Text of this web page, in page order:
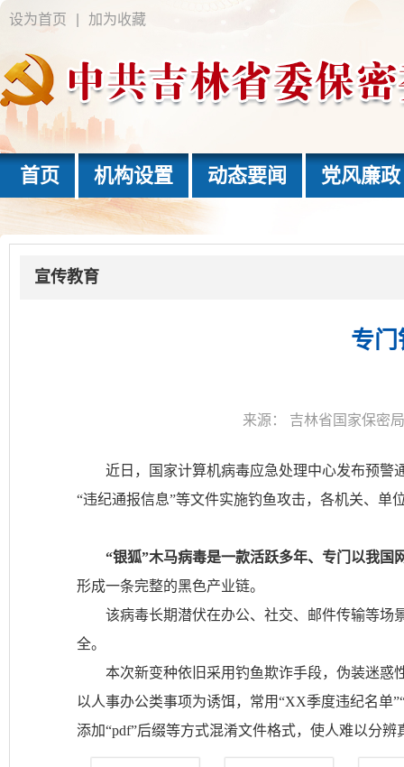
设为首页 加为收藏
首页 机构设置 动态要闻 党风廉政
宣传教育
专
来源： 吉林省国家保密局
近日，国家计算机病毒应急处理中心发布预警
“违纪通报信息”等文件实施钓鱼攻击，各机关、单
“银狐”木马病毒是一款活跃多年、专门以我
形成一条完整的黑色产业链。
该病毒长期潜伏在办公、社交、邮件传输等场
全。
本次新变种依旧采用钓鱼欺诈手段，伪装迷惑
以人事办公类事项为诱饵，常用“XX季度违纪名单
添加“pdf”后缀等方式混淆文件格式，使人难以分